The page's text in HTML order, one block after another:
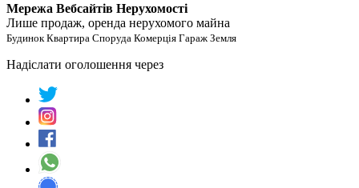
Мережа Вебсайтів Нерухомості
Лише продаж, оренда нерухомого майна
Будинок Квартира Споруда Комерція Гараж Земля
Надіслати оголошення через